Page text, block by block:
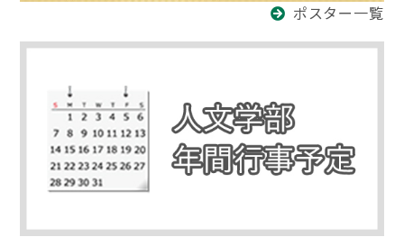
ポスター一覧